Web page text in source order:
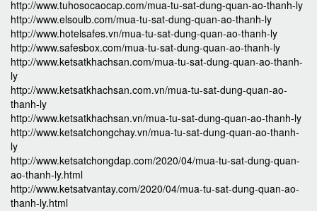
http://www.tuhosocaocap.com/mua-tu-sat-dung-quan-ao-thanh-ly
http://www.elsoulb.com/mua-tu-sat-dung-quan-ao-thanh-ly
http://www.hotelsafes.vn/mua-tu-sat-dung-quan-ao-thanh-ly
http://www.safesbox.com/mua-tu-sat-dung-quan-ao-thanh-ly
http://www.ketsatkhachsan.com/mua-tu-sat-dung-quan-ao-thanh-
ly
http://www.ketsatkhachsan.com.vn/mua-tu-sat-dung-quan-ao-
thanh-ly
http://www.ketsatkhachsan.vn/mua-tu-sat-dung-quan-ao-thanh-ly
http://www.ketsatchongchay.vn/mua-tu-sat-dung-quan-ao-thanh-
ly
http://www.ketsatchongdap.com/2020/04/mua-tu-sat-dung-quan-
ao-thanh-ly.html
http://www.ketsatvantay.com/2020/04/mua-tu-sat-dung-quan-ao-
thanh-ly.html